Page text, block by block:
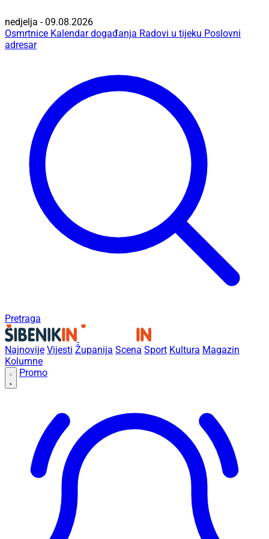
nedjelja - 09.08.2026
Osmrtnice Kalendar događanja Radovi u tijeku Poslovni
adresar
Pretraga
Najnovije Vijesti Županija Scena Sport Kultura Magazin
Kolumne
Promo